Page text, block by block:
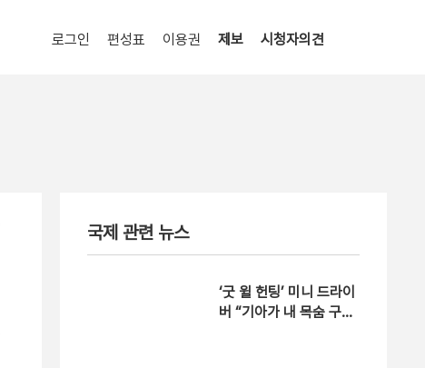
로그인 편성표 이용권 제보 시청자의견
국제 관련 뉴스
‘굿 윌 헌팅’ 미니 드라이
버 “기아가 내 목숨 구했